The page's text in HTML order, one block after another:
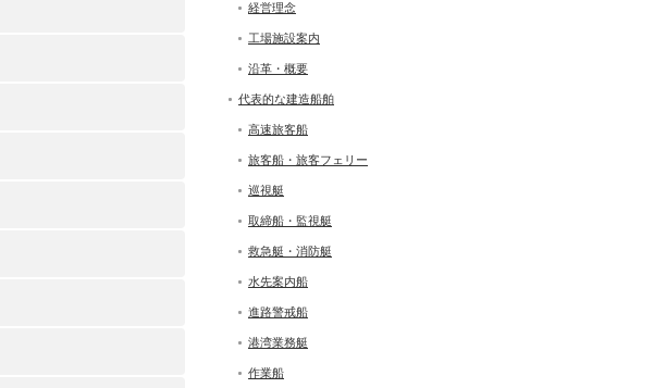
経営理念
工場施設案内
沿革・概要
代表的な建造船舶
高速旅客船
旅客船・旅客フェリー
巡視艇
取締船・監視艇
救急艇・消防艇
水先案内船
進路警戒船
港湾業務艇
作業船